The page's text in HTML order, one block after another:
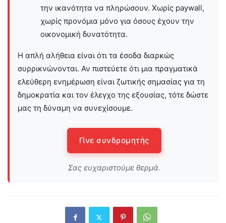
την ικανότητα να πληρώσουν. Χωρίς paywall,
χωρίς προνόμια μόνο για όσους έχουν την
οικονομική δυνατότητα.
Η απλή αλήθεια είναι ότι τα έσοδα διαρκώς
συρρικνώνονται. Αν πιστεύετε ότι μια πραγματικά
ελεύθερη ενημέρωση είναι ζωτικής σημασίας για τη
δημοκρατία και τον έλεγχο της εξουσίας, τότε δώστε
μας τη δύναμη να συνεχίσουμε.
Γίνε συνδρομητής
Σας ευχαριστούμε θερμά.